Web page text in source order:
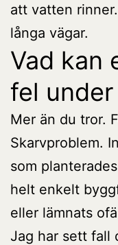
att vatten
långa vägar.
Vad kan
fel
Mer än du tror.
Skarvproblem.
som
helt enkelt
eller lämnats
Jag har sett fall